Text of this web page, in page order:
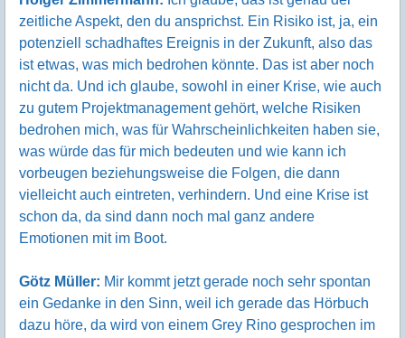
zeitliche Aspekt, den du ansprichst. Ein Risiko ist, ja, ein
potenziell schadhaftes Ereignis in der Zukunft, also das
ist etwas, was mich bedrohen könnte. Das ist aber noch
nicht da. Und ich glaube, sowohl in einer Krise, wie auch
zu gutem Projektmanagement gehört, welche Risiken
bedrohen mich, was für Wahrscheinlichkeiten haben sie,
was würde das für mich bedeuten und wie kann ich
vorbeugen beziehungsweise die Folgen, die dann
vielleicht auch eintreten, verhindern. Und eine Krise ist
schon da, da sind dann noch mal ganz andere
Emotionen mit im Boot.
Götz Müller: Mir kommt jetzt gerade noch sehr spontan
ein Gedanke in den Sinn, weil ich gerade das Hörbuch
dazu höre, da wird von einem Grey Rino gesprochen im